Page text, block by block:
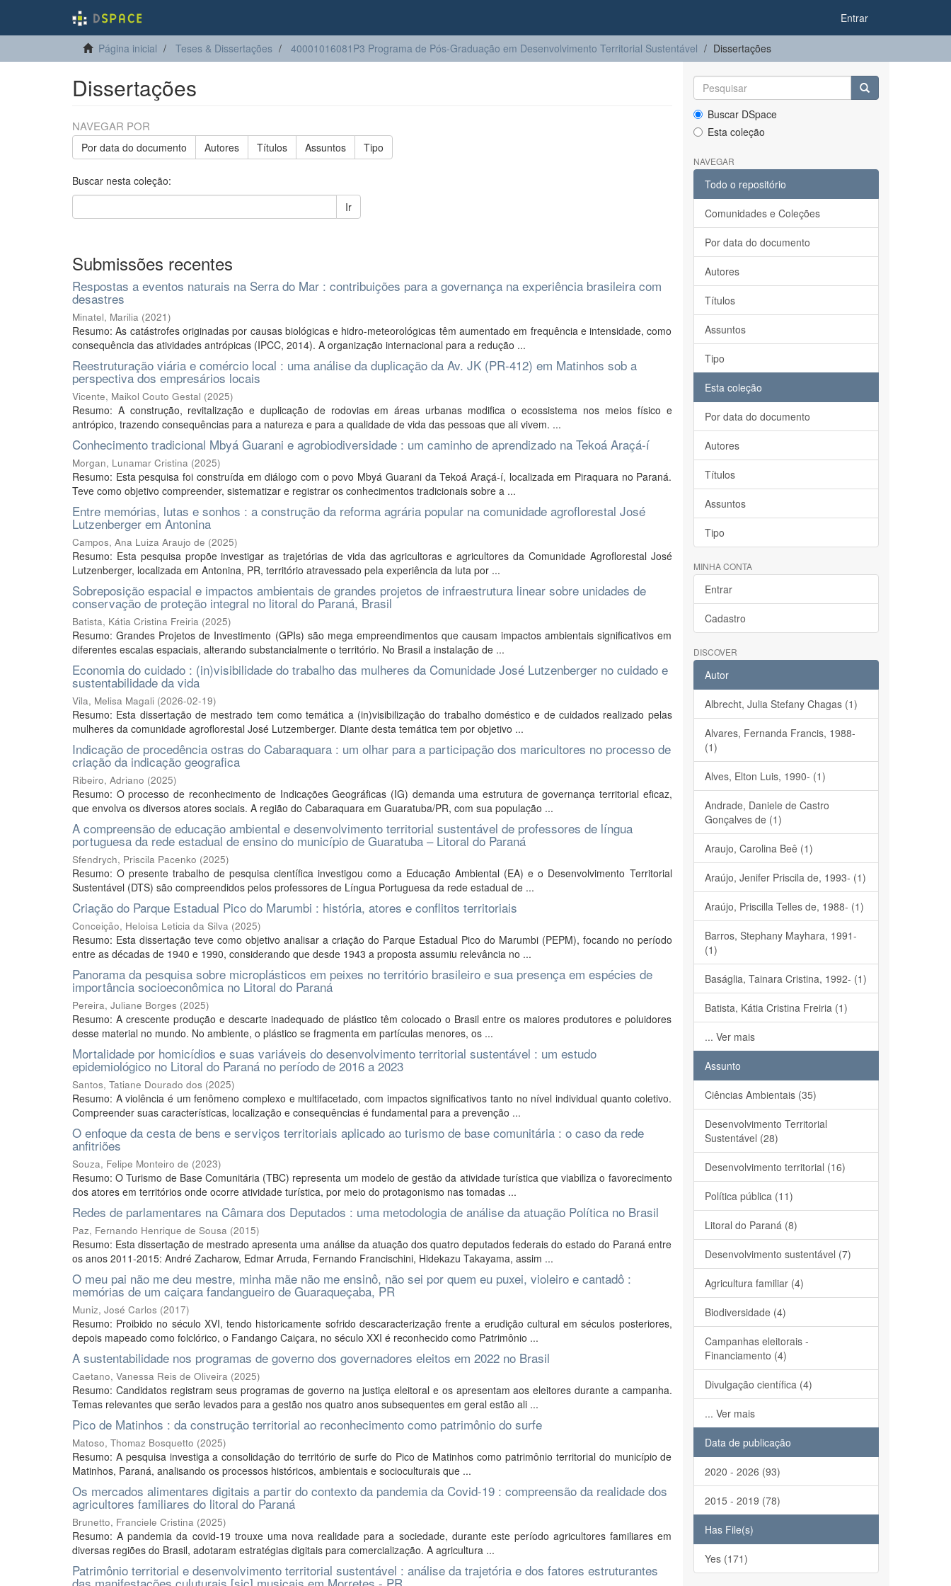
Entrar
Página inicial Teses & Dissertações 40001016081P3 Programa de Pós-Graduação em Desenvolvimento Territorial Sustentável Dissertações
Dissertações
NAVEGAR POR
Por data do documento Autores Títulos Assuntos Tipo
Buscar nesta coleção:
Ir
Submissões recentes
Respostas a eventos naturais na Serra do Mar : contribuições para a governança na experiência brasileira com
desastres
Minatel, Marilia (2021)
Resumo: As catástrofes originadas por causas biológicas e hidro-meteorológicas têm aumentado em frequência e intensidade, como
consequência das atividades antrópicas (IPCC, 2014). A organização internacional para a redução ...
Reestruturação viária e comércio local : uma análise da duplicação da Av. JK (PR-412) em Matinhos sob a
perspectiva dos empresários locais
Vicente, Maikol Couto Gestal (2025)
Resumo: A construção, revitalização e duplicação de rodovias em áreas urbanas modifica o ecossistema nos meios físico e
antrópico, trazendo consequências para a natureza e para a qualidade de vida das pessoas que ali vivem. ...
Conhecimento tradicional Mbyá Guarani e agrobiodiversidade : um caminho de aprendizado na Tekoá Araçá-í
Morgan, Lunamar Cristina (2025)
Resumo: Esta pesquisa foi construída em diálogo com o povo Mbyá Guarani da Tekoá Araçá-í, localizada em Piraquara no Paraná.
Teve como objetivo compreender, sistematizar e registrar os conhecimentos tradicionais sobre a ...
Entre memórias, lutas e sonhos : a construção da reforma agrária popular na comunidade agroflorestal José
Lutzenberger em Antonina
Campos, Ana Luiza Araujo de (2025)
Resumo: Esta pesquisa propõe investigar as trajetórias de vida das agricultoras e agricultores da Comunidade Agroflorestal José
Lutzenberger, localizada em Antonina, PR, território atravessado pela experiência da luta por ...
Sobreposição espacial e impactos ambientais de grandes projetos de infraestrutura linear sobre unidades de
conservação de proteção integral no litoral do Paraná, Brasil
Batista, Kátia Cristina Freiria (2025)
Resumo: Grandes Projetos de Investimento (GPIs) são mega empreendimentos que causam impactos ambientais significativos em
diferentes escalas espaciais, alterando substancialmente o território. No Brasil a instalação de ...
Economia do cuidado : (in)visibilidade do trabalho das mulheres da Comunidade José Lutzenberger no cuidado e
sustentabilidade da vida
Vila, Melisa Magali (2026-02-19)
Resumo: Esta dissertação de mestrado tem como temática a (in)visibilização do trabalho doméstico e de cuidados realizado pelas
mulheres da comunidade agroflorestal José Lutzemberger. Diante desta temática tem por objetivo ...
Indicação de procedência ostras do Cabaraquara : um olhar para a participação dos maricultores no processo de
criação da indicação geografica
Ribeiro, Adriano (2025)
Resumo: O processo de reconhecimento de Indicações Geográficas (IG) demanda uma estrutura de governança territorial eficaz,
que envolva os diversos atores sociais. A região do Cabaraquara em Guaratuba/PR, com sua população ...
A compreensão de educação ambiental e desenvolvimento territorial sustentável de professores de língua
portuguesa da rede estadual de ensino do município de Guaratuba – Litoral do Paraná
Sfendrych, Priscila Pacenko (2025)
Resumo: O presente trabalho de pesquisa científica investigou como a Educação Ambiental (EA) e o Desenvolvimento Territorial
Sustentável (DTS) são compreendidos pelos professores de Língua Portuguesa da rede estadual de ...
Criação do Parque Estadual Pico do Marumbi : história, atores e conflitos territoriais
Conceição, Heloisa Leticia da Silva (2025)
Resumo: Esta dissertação teve como objetivo analisar a criação do Parque Estadual Pico do Marumbi (PEPM), focando no período
entre as décadas de 1940 e 1990, considerando que desde 1943 a proposta assumiu relevância no ...
Panorama da pesquisa sobre microplásticos em peixes no território brasileiro e sua presença em espécies de
importância socioeconômica no Litoral do Paraná
Pereira, Juliane Borges (2025)
Resumo: A crescente produção e descarte inadequado de plástico têm colocado o Brasil entre os maiores produtores e poluidores
desse material no mundo. No ambiente, o plástico se fragmenta em partículas menores, os ...
Mortalidade por homicídios e suas variáveis do desenvolvimento territorial sustentável : um estudo
epidemiológico no Litoral do Paraná no período de 2016 a 2023
Santos, Tatiane Dourado dos (2025)
Resumo: A violência é um fenômeno complexo e multifacetado, com impactos significativos tanto no nível individual quanto coletivo.
Compreender suas características, localização e consequências é fundamental para a prevenção ...
O enfoque da cesta de bens e serviços territoriais aplicado ao turismo de base comunitária : o caso da rede
anfitriões
Souza, Felipe Monteiro de (2023)
Resumo: O Turismo de Base Comunitária (TBC) representa um modelo de gestão da atividade turística que viabiliza o favorecimento
dos atores em territórios onde ocorre atividade turística, por meio do protagonismo nas tomadas ...
Redes de parlamentares na Câmara dos Deputados : uma metodologia de análise da atuação Política no Brasil
Paz, Fernando Henrique de Sousa (2015)
Resumo: Esta dissertação de mestrado apresenta uma análise da atuação dos quatro deputados federais do estado do Paraná entre
os anos 2011-2015: André Zacharow, Edmar Arruda, Fernando Francischini, Hidekazu Takayama, assim ...
O meu pai não me deu mestre, minha mãe não me ensinô, não sei por quem eu puxei, violeiro e cantadô :
memórias de um caiçara fandangueiro de Guaraqueçaba, PR
Muniz, José Carlos (2017)
Resumo: Proibido no século XVI, tendo historicamente sofrido descaracterização frente a erudição cultural em séculos posteriores,
depois mapeado como folclórico, o Fandango Caiçara, no século XXI é reconhecido como Patrimônio ...
A sustentabilidade nos programas de governo dos governadores eleitos em 2022 no Brasil
Caetano, Vanessa Reis de Oliveira (2025)
Resumo: Candidatos registram seus programas de governo na justiça eleitoral e os apresentam aos eleitores durante a campanha.
Temas relevantes que serão levados para a gestão nos quatro anos subsequentes em geral estão ali ...
Pico de Matinhos : da construção territorial ao reconhecimento como patrimônio do surfe
Matoso, Thomaz Bosquetto (2025)
Resumo: A pesquisa investiga a consolidação do território de surfe do Pico de Matinhos como patrimônio territorial do município de
Matinhos, Paraná, analisando os processos históricos, ambientais e socioculturais que ...
Os mercados alimentares digitais a partir do contexto da pandemia da Covid-19 : compreensão da realidade dos
agricultores familiares do litoral do Paraná
Brunetto, Franciele Cristina (2025)
Resumo: A pandemia da covid-19 trouxe uma nova realidade para a sociedade, durante este período agricultores familiares em
diversas regiões do Brasil, adotaram estratégias digitais para comercialização. A agricultura ...
Patrimônio territorial e desenvolvimento territorial sustentável : análise da trajetória e dos fatores estruturantes
Buscar DSpace
Esta coleção
NAVEGAR
Todo o repositório
Comunidades e Coleções
Por data do documento
Autores
Títulos
Assuntos
Tipo
Esta coleção
Por data do documento
Autores
Títulos
Assuntos
Tipo
MINHA CONTA
Entrar
Cadastro
DISCOVER
Autor
Albrecht, Julia Stefany Chagas (1)
Alvares, Fernanda Francis, 1988-
(1)
Alves, Elton Luis, 1990- (1)
Andrade, Daniele de Castro
Gonçalves de (1)
Araujo, Carolina Beê (1)
Araújo, Jenifer Priscila de, 1993- (1)
Araújo, Priscilla Telles de, 1988- (1)
Barros, Stephany Mayhara, 1991-
(1)
Baságlia, Tainara Cristina, 1992- (1)
Batista, Kátia Cristina Freiria (1)
... Ver mais
Assunto
Ciências Ambientais (35)
Desenvolvimento Territorial
Sustentável (28)
Desenvolvimento territorial (16)
Política pública (11)
Litoral do Paraná (8)
Desenvolvimento sustentável (7)
Agricultura familiar (4)
Biodiversidade (4)
Campanhas eleitorais -
Financiamento (4)
Divulgação científica (4)
... Ver mais
Data de publicação
2020 - 2026 (93)
2015 - 2019 (78)
Has File(s)
Yes (171)